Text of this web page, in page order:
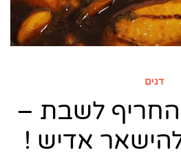
דגים
החריף לשבת –
אדיש !